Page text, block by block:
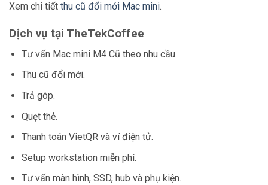
Xem chi tiết thu cũ đổi mới Mac mini.
Dịch vụ tại TheTekCoffee
Tư vấn Mac mini M4 Cũ theo nhu cầu.
Thu cũ đổi mới.
Trả góp.
Quẹt thẻ.
Thanh toán VietQR và ví điện tử.
Setup workstation miễn phí.
Tư vấn màn hình, SSD, hub và phụ kiện.